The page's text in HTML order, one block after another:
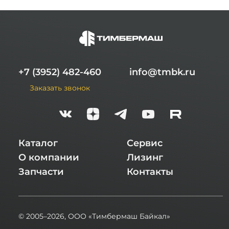
Исправность прицепной техники в
грузоперевозках имеет ключевое значение.
Почему именно «Тимбермаш»?
Оперативные поставки оригинальных и
«Тверьстроймаш» и Orthaus, расходных и
смазочных материалов.
с пониманием специфики эксплуатации
прицепной техники, поддержка и
технического обслуживания и ремонту
каждом из 18 филиалов.
+7 (3952) 482-460
Заказать звонок
info@tmbk.ru
Каталог
О компании
Запчасти
Сервис
Лизинг
Контакты
© 2005–2026, ООО «Тимбермаш Байкал»